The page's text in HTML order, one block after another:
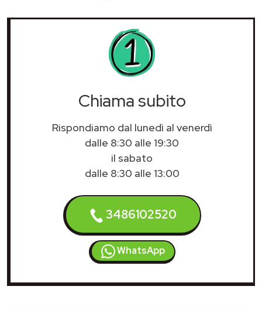
Chiama subito
Rispondiamo dal lunedì al venerdì
dalle 8:30 alle 19:30
il sabato
dalle 8:30 alle 13:00
3486102520
WhatsApp